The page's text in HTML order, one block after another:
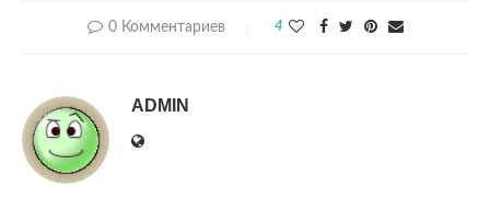
0 Комментариев 4
ADMIN